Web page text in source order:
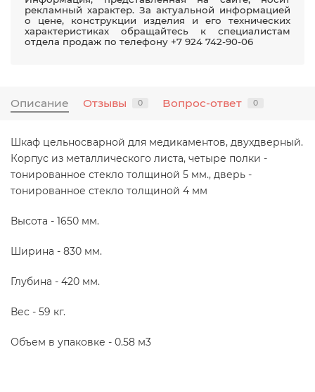
рекламный характер. За актуальной информацией
о цене, конструкции изделия и его технических
характеристиках обращайтесь к специалистам
отдела продаж по телефону +7 924 742-90-06
Описание Отзывы 0 Вопрос-ответ 0
Шкаф цельносварной для медикаментов, двухдверный.
Корпус из металлического листа, четыре полки -
тонированное стекло толщиной 5 мм., дверь -
тонированное стекло толщиной 4 мм
Высота - 1650 мм.
Ширина - 830 мм.
Глубина - 420 мм.
Вес - 59 кг.
Объем в упаковке - 0.58 м3